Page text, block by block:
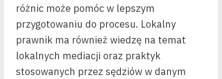
różnic może pomóc w lepszym
przygotowaniu do procesu. Lokalny
prawnik ma również wiedzę na temat
lokalnych mediacji oraz praktyk
stosowanych przez sędziów w danym